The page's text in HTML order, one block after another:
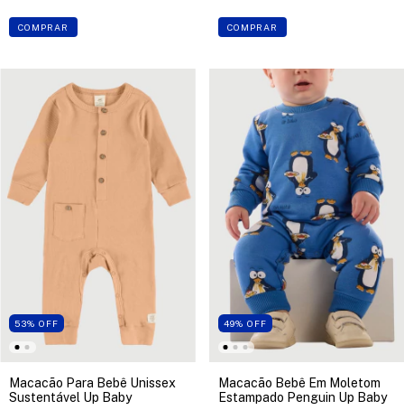
COMPRAR COMPRAR
53% OFF
Macacão Para Bebê Unissex
Sustentável Up Baby
49% OFF
Macacão Bebê Em Moletom
Estampado Penguin Up Baby